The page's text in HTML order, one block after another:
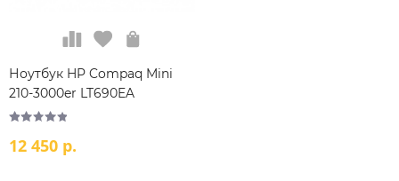
Ноутбук HP Compaq Mini
210-3000er LT690EA
12 450 р.